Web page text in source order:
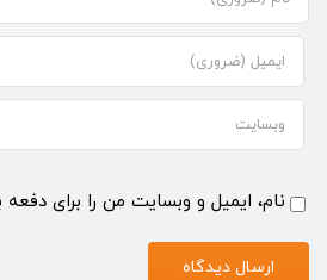
نام، ایمیل و وبسایت من را برای دفعه